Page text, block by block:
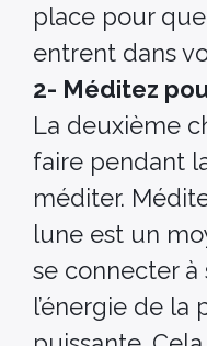
place pour
entrent dans
2- Méditez
La deuxième
faire pendant
méditer.
lune est un
se connecter à
l’énergie de la